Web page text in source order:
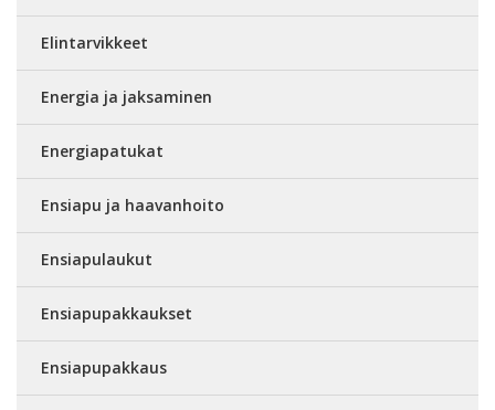
Elintarvikkeet
Energia ja jaksaminen
Energiapatukat
Ensiapu ja haavanhoito
Ensiapulaukut
Ensiapupakkaukset
Ensiapupakkaus